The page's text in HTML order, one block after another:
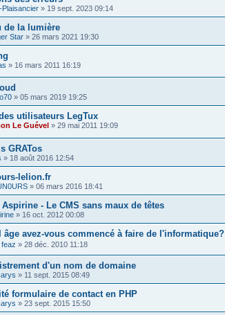
Plaisancier » 19 sept. 2023 09:14
de la lumière
Star » 26 mars 2021 19:30
» 16 mars 2011 16:19
» 05 mars 2019 19:25
utilisateurs LegTux
Le Guével » 29 mai 2011 19:09
GRATos
» 18 août 2016 12:54
lelion.fr
» 06 mars 2016 18:41
Aspirine - Le CMS sans maux de têtes
» 16 oct. 2012 00:08
âge avez-vous commencé à faire de l'informatique?
feaz » 28 déc. 2010 11:18
d'un nom de domaine
» 11 sept. 2015 08:49
formulaire de contact en PHP
» 23 sept. 2015 15:50